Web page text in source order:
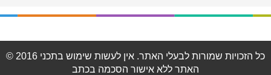
© 2016 כל הזכויות שמורות לבעלי האתר. אין לעשות שימוש בתכני
האתר ללא אישור הסכמה בכתב